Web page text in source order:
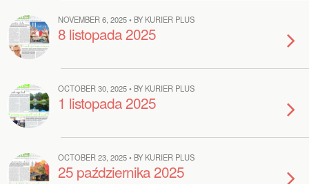
NOVEMBER 6, 2025 • BY KURIER PLUS
8 listopada 2025
OCTOBER 30, 2025 • BY KURIER PLUS
1 listopada 2025
OCTOBER 23, 2025 • BY KURIER PLUS
25 października 2025